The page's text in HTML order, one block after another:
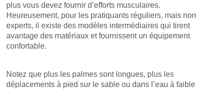
plus vous devez fournir d’efforts musculaires.
Heureusement, pour les pratiquants réguliers, mais non
experts, il existe des modèles intermédiaires qui tirent
avantage des matériaux et fournissent un équipement
confortable.
Notez que plus les palmes sont longues, plus les
déplacements à pied sur le sable ou dans l’eau à faible